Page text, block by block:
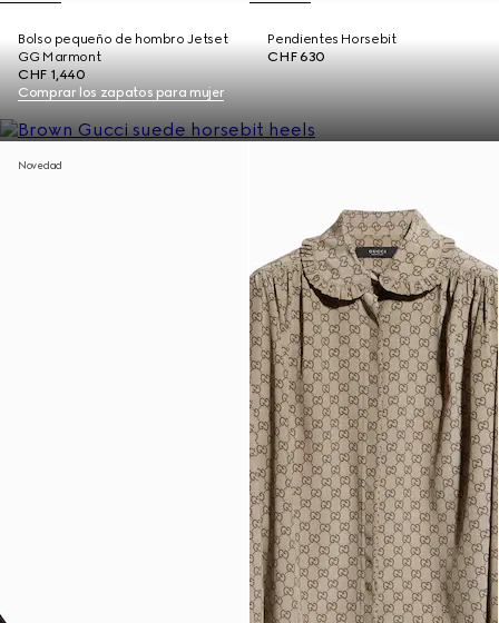
Bolso pequeño de hombro Jetset
GG Marmont
CHF 1,440
Pendientes Horsebit
CHF 630
Comprar los zapatos para mujer
Novedad